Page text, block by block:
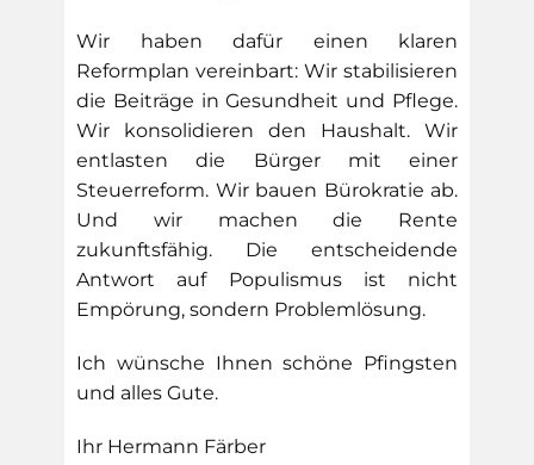
Wir haben dafür einen klaren
Reformplan vereinbart: Wir stabilisieren
die Beiträge in Gesundheit und Pflege.
Wir konsolidieren den Haushalt. Wir
entlasten die Bürger mit einer
Steuerreform. Wir bauen Bürokratie ab.
Und wir machen die Rente
zukunftsfähig. Die entscheidende
Antwort auf Populismus ist nicht
Empörung, sondern Problemlösung.
Ich wünsche Ihnen schöne Pfingsten
und alles Gute.
Ihr Hermann Färber